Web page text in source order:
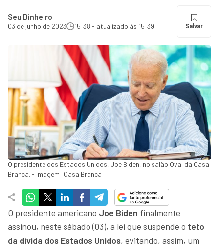
Seu Dinheiro
03 de junho de 2023 15:38 - atualizado às 15:39 Salvar
O presidente dos Estados Unidos, Joe Biden, no salão Oval da Casa
Branca. - Imagem: Casa Branca
O presidente americano Joe Biden finalmente
assinou, neste sábado (03), a lei que suspende o teto
da dívida dos Estados Unidos, evitando, assim, um